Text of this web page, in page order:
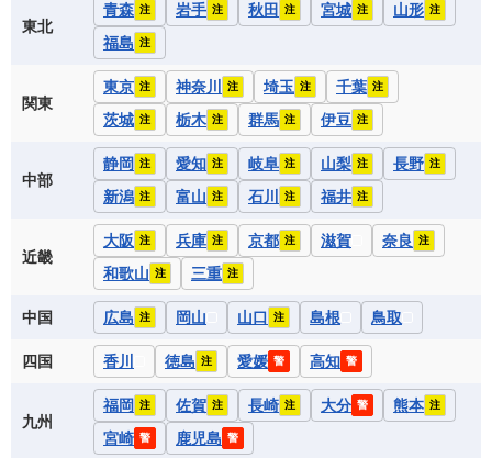
東北
青森 注 岩手 注 秋田 注 宮城 注 山形 注
福島 注
関東
東京 注 神奈川 注 埼玉 注 千葉 注
茨城 注 栃木 注 群馬 注 伊豆 注
中部
静岡 注 愛知 注 岐阜 注 山梨 注 長野 注
新潟 注 富山 注 石川 注 福井 注
近畿
大阪 注 兵庫 注 京都 注 滋賀 奈良 注
和歌山 注 三重 注
中国 広島 注 岡山 山口 注 島根 鳥取
四国 香川 徳島 注 愛媛 警 高知 警
九州
福岡 注 佐賀 注 長崎 注 大分 警 熊本 注
宮崎 警 鹿児島 警